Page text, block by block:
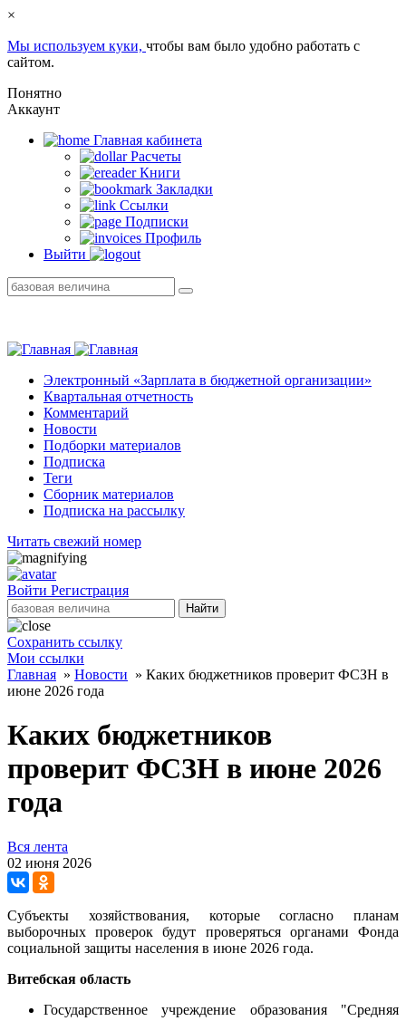
×
Мы используем куки, чтобы вам было удобно работать с
сайтом.
Понятно
Аккаунт
Главная кабинетa
Расчеты
Книги
Закладки
Ссылки
Подписки
Профиль
Выйти
Электронный «Зарплата в бюджетной организации»
Квартальная отчетность
Комментарий
Новости
Подборки материалов
Подписка
Теги
Сборник материалов
Подписка на рассылку
Читать свежий номер
Войти Регистрация
Найти
Сохранить ссылку
Мои ссылки
Главная » Новости » Каких бюджетников проверит ФСЗН в
июне 2026 года
Каких бюджетников
проверит ФСЗН в июне 2026
года
Вся лента
02 июня 2026
Субъекты хозяйствования, которые согласно планам
выборочных проверок будут проверяться органами Фонда
социальной защиты населения в июне 2026 года.
Витебская область
Государственное учреждение образования "Средняя